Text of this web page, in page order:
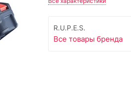
R.U.P.E.S.
Все товары бренда